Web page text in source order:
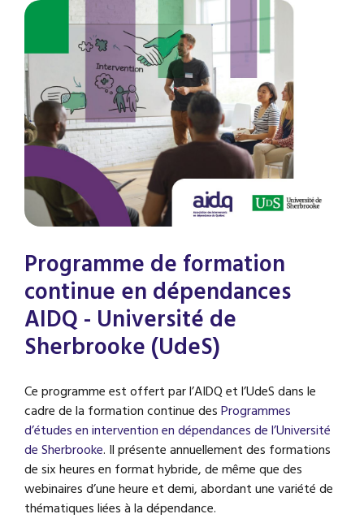
Programme de formation
continue en dépendances
AIDQ - Université de
Sherbrooke (UdeS)
Ce programme est offert par l’AIDQ et l’UdeS dans le
cadre de la formation continue des Programmes
d’études en intervention en dépendances de l’Université
de Sherbrooke. Il présente annuellement des formations
de six heures en format hybride, de même que des
webinaires d’une heure et demi, abordant une variété de
thématiques liées à la dépendance.